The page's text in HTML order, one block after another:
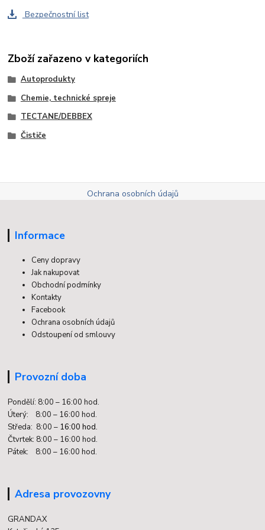
Bezpečnostní list
Zboží zařazeno v kategoriích
Autoprodukty
Chemie, technické spreje
TECTANE/DEBBEX
Čističe
Ochrana osobních údajů
Informace
Ceny dopravy
Jak nakupovat
Obchodní podmínky
Kontakty
Facebook
Ochrana osobních údajů
Odstoupení od smlouvy
Provozní doba
Pondělí: 8:00 – 16:00 hod.
Úterý: 8:00 – 16:00 hod.
Středa: 8:00 – 16:00 hod.
Čtvrtek: 8:00 – 16:00 hod.
Pátek: 8:00 – 16:00 hod.
Adresa provozovny
GRANDAX